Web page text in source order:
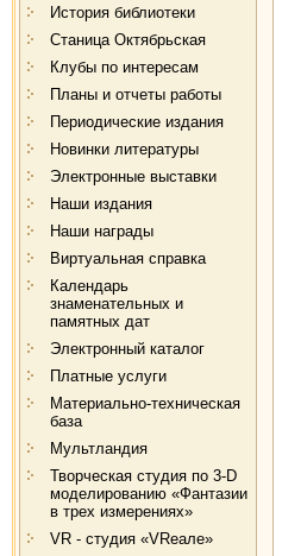
История библиотеки
Станица Октябрьская
Клубы по интересам
Планы и отчеты работы
Периодические издания
Новинки литературы
Электронные выставки
Наши издания
Наши награды
Виртуальная справка
Календарь
знаменательных и
памятных дат
Электронный каталог
Платные услуги
Материально-техническая
база
Мультландия
Творческая студия по 3-D
моделированию «Фантазии
в трех измерениях»
VR - студия «VRеале»